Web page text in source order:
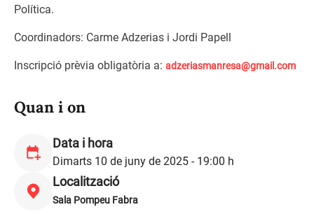
Política.
Coordinadors: Carme Adzerias i Jordi Papell
Inscripció prèvia obligatòria a: adzeriasmanresa@gmail.com
Quan i on
Data i hora
Dimarts 10 de juny de 2025 - 19:00 h
Localització
Sala Pompeu Fabra